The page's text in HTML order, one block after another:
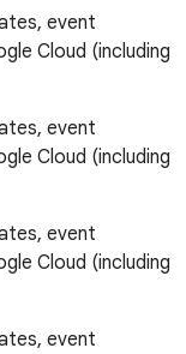
event
Cloud (including
event
Cloud (including
event
Cloud (including
event